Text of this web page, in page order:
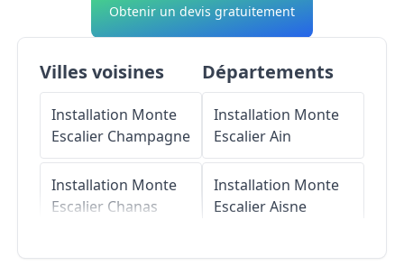
Obtenir un devis gratuitement
Villes voisines
Installation Monte
Escalier Champagne
Installation Monte
Escalier Chanas
Installation Monte
Départements
Installation Monte
EscalierAin
Installation Monte
EscalierAisne
Installation Monte